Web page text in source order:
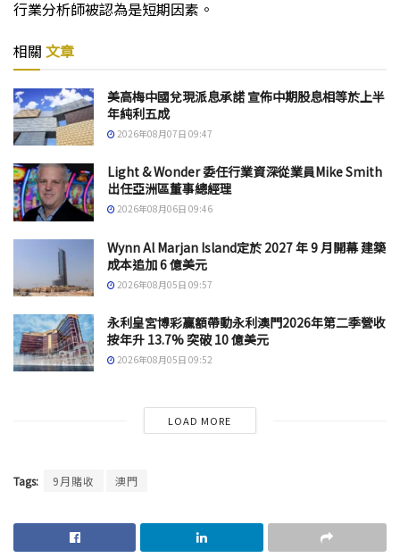
行業分析師被認為是短期因素。
相關 文章
美高梅中國兌現派息承諾 宣佈中期股息相等於上半
年純利五成
2026年08月07日 09:47
Light & Wonder 委任行業資深從業員Mike Smith
出任亞洲區董事總經理
2026年08月06日 09:46
Wynn Al Marjan Island定於 2027 年 9 月開幕 建築
成本追加 6 億美元
2026年08月05日 09:57
永利皇宮博彩贏額帶動永利澳門2026年第二季營收
按年升 13.7% 突破 10 億美元
2026年08月05日 09:52
LOAD MORE
Tags: 9月賭收 澳門